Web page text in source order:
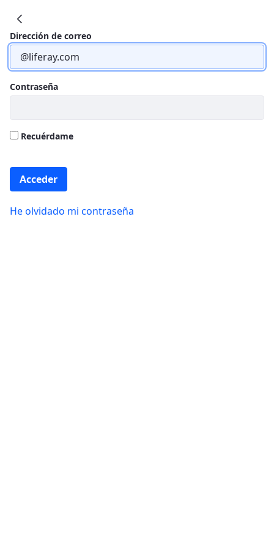
Dirección de correo
Contraseña
Recuérdame
Acceder
He olvidado mi contraseña